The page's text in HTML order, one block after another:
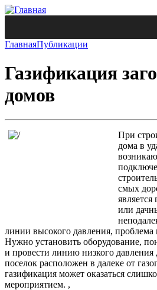
ГлавнаяПубликации
Газификация
домов
При
дома в
смых
или
линии высокого давления,
Нужно установить оборудование,
и провести линию низкого давления
поселок расположен в далеке от
газификация может оказаться
мероприятием. ,